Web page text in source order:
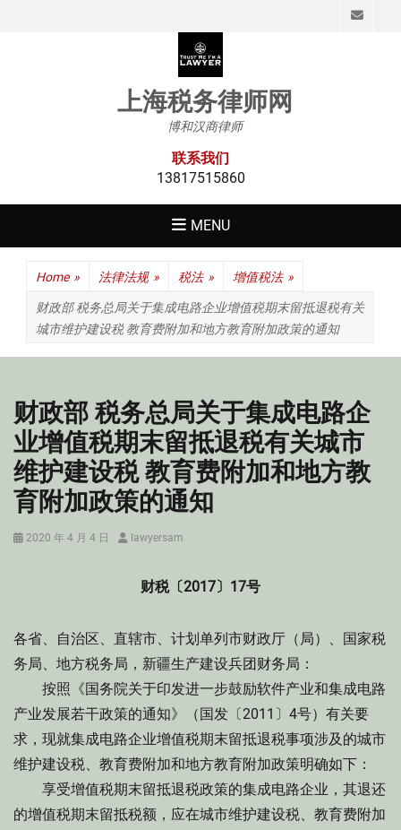
上海税务律师网
博和汉商律师
联系我们
13817515860
MENU
Home » 法律法规 » 税法 » 增值税法 »
财政部 税务总局关于集成电路企业增值税期末留抵退税有关
城市维护建设税 教育费附加和地方教育附加政策的通知
财政部 税务总局关于集成电路企
业增值税期末留抵退税有关城市
维护建设税 教育费附加和地方教
育附加政策的通知
Posted
2020 年 4 月 4 日 Authorlawyersam
财税〔2017〕17号
各省、自治区、直辖市、计划单列市财政厅（局）、国家税
务局、地方税务局，新疆生产建设兵团财务局：
按照《国务院关于印发进一步鼓励软件产业和集成电路
产业发展若干政策的通知》（国发〔2011〕4号）有关要
求，现就集成电路企业增值税期末留抵退税事项涉及的城市
维护建设税、教育费附加和地方教育附加政策明确如下：
享受增值税期末留抵退税政策的集成电路企业，其退还
的增值税期末留抵税额，应在城市维护建设税、教育费附加